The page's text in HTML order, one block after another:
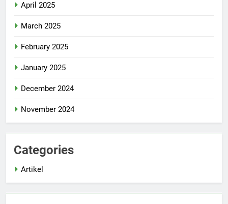
April 2025
March 2025
February 2025
January 2025
December 2024
November 2024
Categories
Artikel